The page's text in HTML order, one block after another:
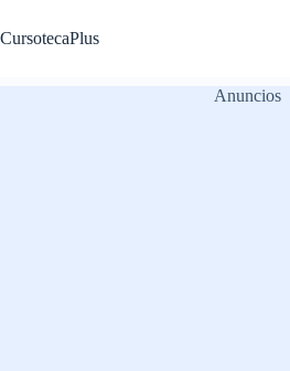
al
contenido
CursotecaPlus
Anuncios